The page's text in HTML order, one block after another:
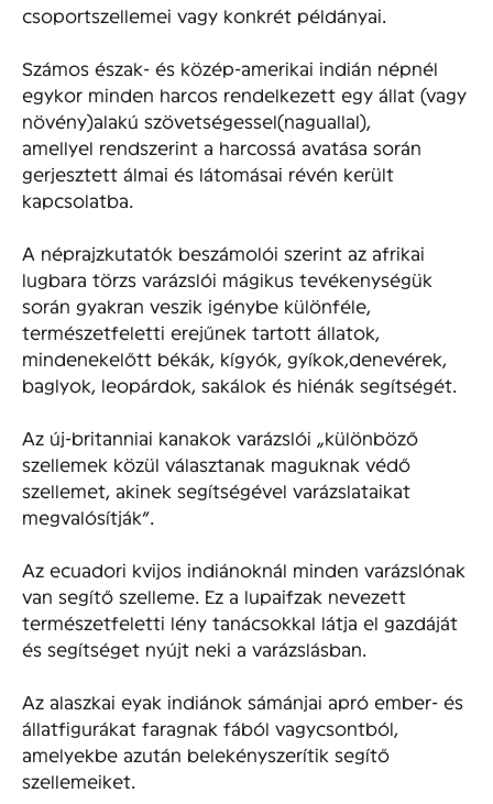
csoportszellemei vagy konkrét példányai.
Számos észak- és közép-amerikai indián népnél
egykor minden harcos rendelkezett egy állat (vagy
növény)alakú szövetségessel(naguallal),
amellyel rendszerint a harcossá avatása során
gerjesztett álmai és látomásai révén került
kapcsolatba.
A néprajzkutatók beszámolói szerint az afrikai
lugbara törzs varázslói mágikus tevékenységük
során gyakran veszik igénybe különféle,
természetfeletti erejűnek tartott állatok,
mindenekelőtt békák, kígyók, gyíkok,denevérek,
baglyok, leopárdok, sakálok és hiénák segítségét.
Az új-britanniai kanakok varázslói „különböző
szellemek közül választanak maguknak védő
szellemet, akinek segítségével varázslataikat
megvalósítják”.
Az ecuadori kvijos indiánoknál minden varázslónak
van segítő szelleme. Ez a lupaifzak nevezett
természetfeletti lény tanácsokkal látja el gazdáját
és segítséget nyújt neki a varázslásban.
Az alaszkai eyak indiánok sámánjai apró ember- és
állatfigurákat faragnak fából vagycsontból,
amelyekbe azután belekényszerítik segítő
szellemeiket.